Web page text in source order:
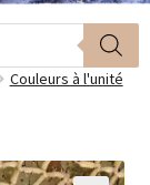
Couleurs à l'unité